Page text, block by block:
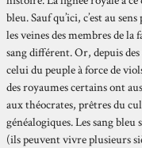
bleu. Sauf qu’ici, c’est au
les veines des membres de la
sang différent. Or, depuis des
celui du peuple à force de
des royaumes certains ont
aux théocrates, prêtres du
généalogiques. Les sang bleu
(ils peuvent vivre plusieurs